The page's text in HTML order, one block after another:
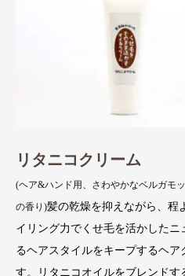
リタニコクリーム
(ヘア&ハンド用、さわやかなベルガモ
の香り)髪の乾燥を抑えながら、程
イリング力でくせ毛を活かしたニ
るヘアスタイルをキープするヘア
す。リタニコオイルをブレンドす